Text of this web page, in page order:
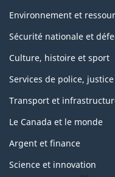
Environnement et
Sécurité nationale et
Culture, histoire et sport
Services de police,
Transport et
Le Canada et le monde
Argent et finance
Science et innovation